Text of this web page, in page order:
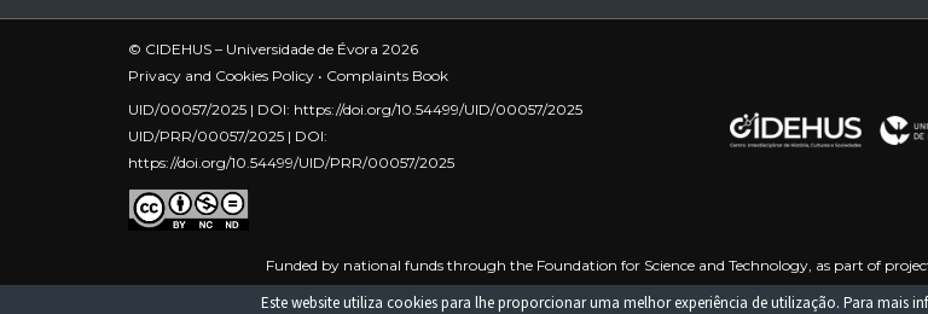
Este website utiliza cookies para lhe proporcionar uma melhor experiência de utilização. Para mais
© CIDEHUS – Universidade de Évora 2026
Privacy and Cookies Policy • Complaints Book
UID/00057/2025 | DOI: https://doi.org/10.54499/UID/00057/2025
UID/PRR/00057/2025 | DOI:
https://doi.org/10.54499/UID/PRR/00057/2025
Funded by national funds through the Foundation for Science and Technology, as part of
UID/PRR/00057/2025 – https://doi.org/10.54499/UID/PRR/00057/2025